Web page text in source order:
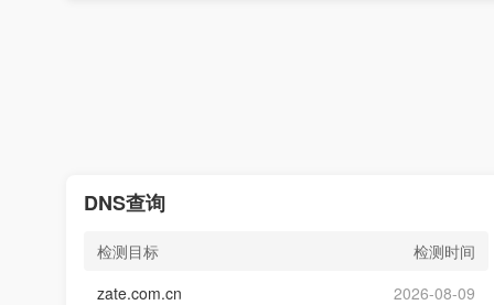
DNS查询
检测目标
检测时间
zate.com.cn
2026-08-09